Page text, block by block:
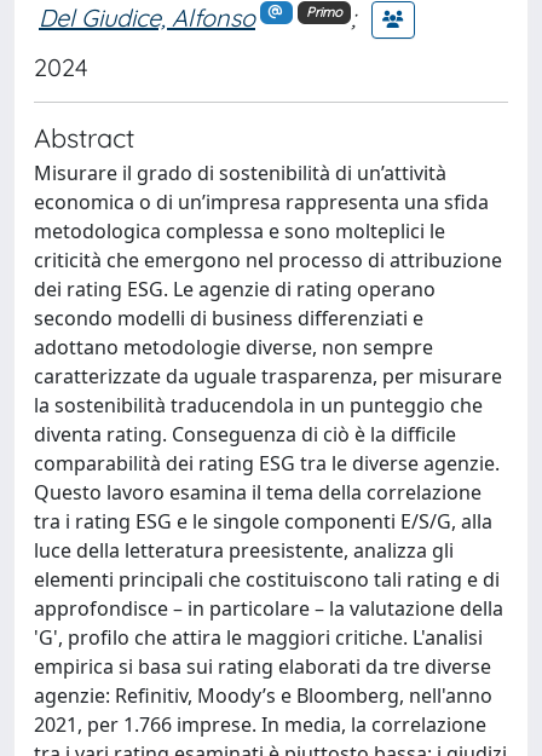
Del Giudice, Alfonso Primo
;
2024
Abstract
Misurare il grado di sostenibilità di un’attività
economica o di un’impresa rappresenta una sfida
metodologica complessa e sono molteplici le
criticità che emergono nel processo di attribuzione
dei rating ESG. Le agenzie di rating operano
secondo modelli di business differenziati e
adottano metodologie diverse, non sempre
caratterizzate da uguale trasparenza, per misurare
la sostenibilità traducendola in un punteggio che
diventa rating. Conseguenza di ciò è la difficile
comparabilità dei rating ESG tra le diverse agenzie.
Questo lavoro esamina il tema della correlazione
tra i rating ESG e le singole componenti E/S/G, alla
luce della letteratura preesistente, analizza gli
elementi principali che costituiscono tali rating e di
approfondisce – in particolare – la valutazione della
'G', profilo che attira le maggiori critiche. L'analisi
empirica si basa sui rating elaborati da tre diverse
agenzie: Refinitiv, Moody’s e Bloomberg, nell'anno
2021, per 1.766 imprese. In media, la correlazione